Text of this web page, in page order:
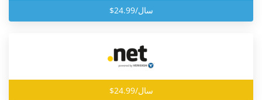
$24.99/سال
$24.99/سال